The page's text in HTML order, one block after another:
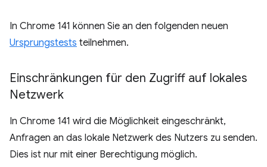
In Chrome 141 können Sie an den folgenden neuen
Ursprungstests teilnehmen.
Einschränkungen für den Zugriff auf lokales
Netzwerk
In Chrome 141 wird die Möglichkeit eingeschränkt,
Anfragen an das lokale Netzwerk des Nutzers zu senden.
Dies ist nur mit einer Berechtigung möglich.